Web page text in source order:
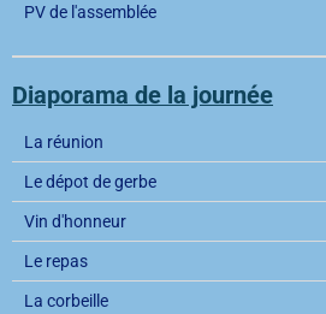
PV de l'assemblée
Diaporama de la journée
La réunion
Le dépot de gerbe
Vin d'honneur
Le repas
La corbeille